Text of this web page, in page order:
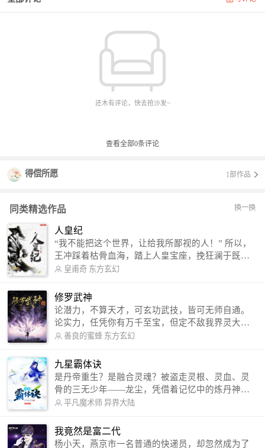
还木有评论，快去抢沙发~
查看全部0条评论
得偿所愿 1部作品
同类精选作品 换一换
人皇纪
“我不能把这个世界，让给我所鄙视的人！” 所以，
王冲踩着枯骨血海，踏上人皇宝座，挽狂澜于既
倒，扶大厦之将倾，成就了一段无上的传说！ 微信
微博：皇甫奇（地址：http://weibo.com/u/25284575
87） QQ交流群：320238210【普通群】 574501330
【VIP订阅群】 欢迎大家关注。
皇甫奇 东方玄幻
修罗武神
论潜力，不算天才，可玄功武技，皆可无师自通。
论实力，任凭你有万千至宝，但定不敌我界灵大
军。 我是谁？天下众生视我为修罗，却不知，我以
信公众号：善良的蜜蜂后援会）
善良的蜜蜂 东方玄幻
九星霸体诀
是丹帝重生？是融合灵魂？被盗走灵根、灵血、灵
骨的三无少年——龙尘，凭借着记忆中的炼丹神
术，修行神秘功法九星霸体诀，拨开重重迷雾，解
勾搭各色美女，镇压恶鬼邪神。 江湖传闻：龙
尘一到，地吼天啸。龙尘一出，鬼泣神哭。 本
平凡魔术师 异界大陆
我竟然是富二代
杨小天，燕京市一名普通的快递员，却忽然成为了